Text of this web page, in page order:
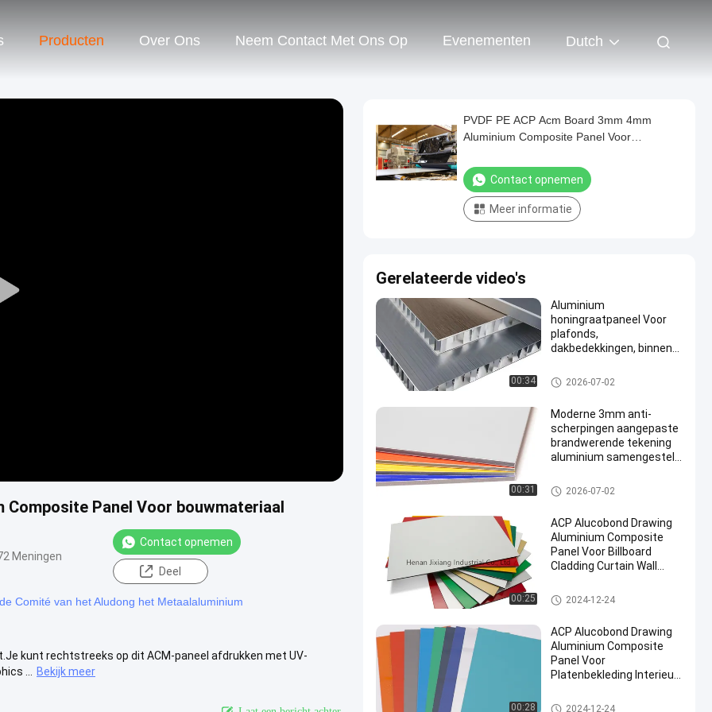
Producten Over Ons Neem Contact Met Ons Op Evenementen Dutch
Play
Composite Panel Voor bouwmateriaal
Meningen
Contact opnemen
Deel
Comité van het Aludong het Metaalaluminium
kunt rechtstreeks op dit ACM-paneel afdrukken met UV-
...
Bekijk meer
PVDF PE ACP Acm Board 3mm 4mm
Aluminium Composite Panel Voor
Contact opnemen
Meer informatie
Gerelateerde video's
00:34
Aluminium
honingraatpaneel Voor
plafonds,
dakbedekkingen, binnen-
PE Aluminium Samengesteld
Comité
2026-07-02
00:31
Moderne 3mm anti-
scherpingen aangepaste
brandwerende tekening
aluminium samengesteld
daken binnen onderdak
PVDF-Aluminium Samengestel
d Comité
2026-07-02
00:25
ACP Alucobond Drawing
Aluminium Composite
Panel Voor Billboard
Cladding Curtain Wall
Aluminium composiet paneel
2024-12-24
00:28
ACP Alucobond Drawing
Aluminium Composite
Panel Voor
Platenbekleding Interieur
Aluminium composiet paneel
2024-12-24